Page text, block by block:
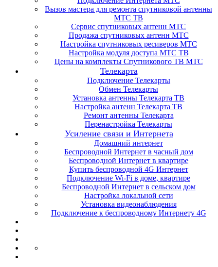
Вызов мастера для ремонта спутниковой антенны
МТС ТВ
Сервис спутниковых антенн МТС
Продажа спутниковых антенн МТС
Настройка спутниковых ресиверов МТС
Настройка модуля доступа МТС ТВ
Цены на комплекты Спутникового ТВ МТС
Телекарта
Подключение Телекарты
Обмен Телекарты
Установка антенны Телекарта ТВ
Настройка антенн Телекарта ТВ
Ремонт антенны Телекарта
Перенастройка Телекарты
Усиление связи и Интернета
Домашний интернет
Беспроводной Интернет в часный дом
Беспроводной Интернет в квартире
Купить беспроводной 4G Интернет
Подключение Wi-Fi в доме, квартире
Беспроводной Интернет в сельском дом
Настройка локальной сети
Установка видеонаблюдения
Подключение к беспроводному Интернету 4G